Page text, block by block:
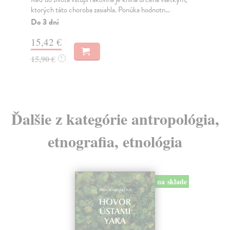
10,36 €
10,90 €
Ďalšie z kategórie antropológia,
etnografia, etnológia
na sklade